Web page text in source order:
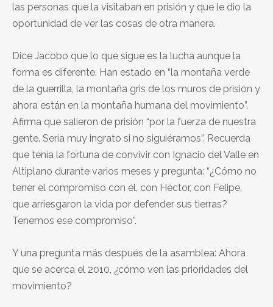
las personas que la visitaban en prisión y que le dio la
oportunidad de ver las cosas de otra manera.
Dice Jacobo que lo que sigue es la lucha aunque la
forma es diferente. Han estado en “la montaña verde
de la guerrilla, la montaña gris de los muros de prisión y
ahora están en la montaña humana del movimiento”.
Afirma que salieron de prisión “por la fuerza de nuestra
gente. Sería muy ingrato si no siguiéramos”. Recuerda
que tenía la fortuna de convivir con Ignacio del Valle en
Altiplano durante varios meses y pregunta: “¿Cómo no
tener el compromiso con él, con Héctor, con Felipe,
que arriesgaron la vida por defender sus tierras?
Tenemos ese compromiso”.
Y una pregunta más después de la asamblea: Ahora
que se acerca el 2010, ¿cómo ven las prioridades del
movimiento?